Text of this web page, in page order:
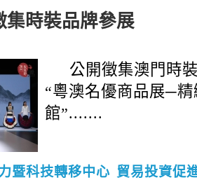
時裝品牌參展
公開徵集澳門時
“粵澳名優商品展─
館”.......
暨科技轉移中心 貿易投資促